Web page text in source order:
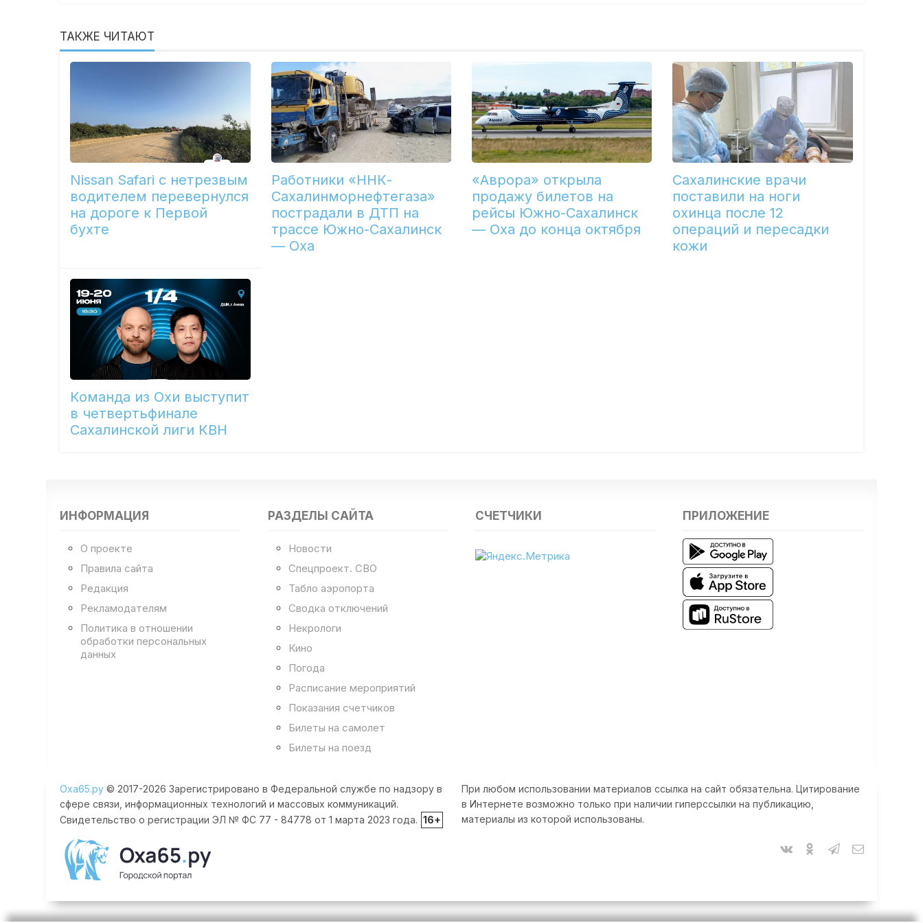
ТАКЖЕ ЧИТАЮТ
Nissan Safari с нетрезвым
водителем перевернулся
на дороге к Первой
бухте
Работники «ННК-
Сахалинморнефтегаза»
пострадали в ДТП на
трассе Южно-Сахалинск
— Оха
«Аврора» открыла
продажу билетов на
рейсы Южно-Сахалинск
— Оха до конца октября
Сахалинские врачи
поставили на ноги
охинца после 12
операций и пересадки
кожи
Команда из Охи выступит
в четвертьфинале
Сахалинской лиги КВН
ИНФОРМАЦИЯ
О проекте
Правила сайта
Редакция
Рекламодателям
Политика в отношении
обработки персональных
данных
РАЗДЕЛЫ САЙТА
Новости
Спецпроект. СВО
Табло аэропорта
Сводка отключений
Некрологи
Кино
Погода
Расписание мероприятий
Показания счетчиков
Билеты на самолет
Билеты на поезд
СЧЕТЧИКИ ПРИЛОЖЕНИЕ
При любом использовании материалов ссылка на сайт обязательна. Цитирование
в Интернете возможно только при наличии гиперссылки на публикацию,
материалы из которой использованы.
Оха65.ру © 2017-2026 Зарегистрировано в Федеральной службе по надзору в
сфере связи, информационных технологий и массовых коммуникаций.
Свидетельство о регистрации ЭЛ № ФС 77 - 84778 от 1 марта 2023 года. 16+